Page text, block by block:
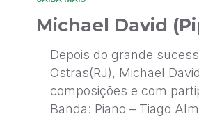
Michael David
Depois do grande
Ostras(RJ), Michael
composições e com
Banda: Piano – Tiago